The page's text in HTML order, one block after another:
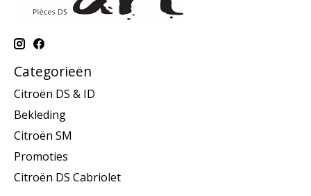
Categorieën
Citroën DS & ID
Bekleding
Citroën SM
Promoties
Citroën DS Cabriolet